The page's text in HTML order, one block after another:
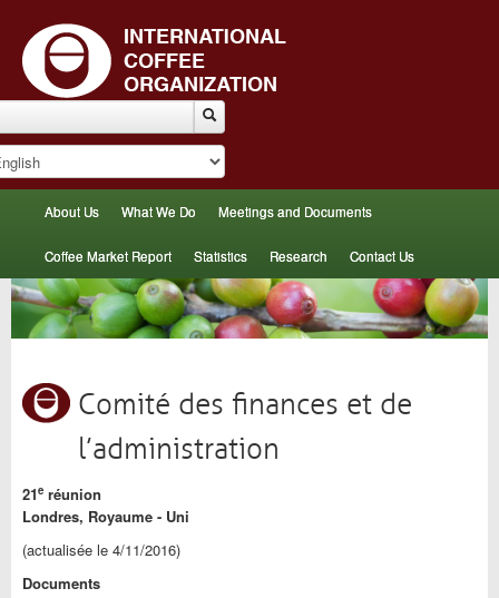
About Us What We Do Meetings and Documents
Coffee Market Report Statistics Research Contact Us
Comité des finances et de
l’administration
21e réunion
Londres, Royaume - Uni
(actualisée le 4/11/2016)
Documents